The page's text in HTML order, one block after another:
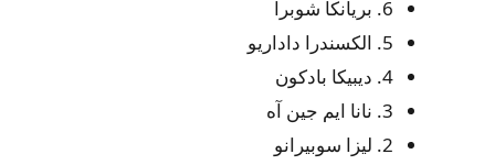
6. بريانكا شوبرا
5. الكسندرا داداريو
4. ديبيكا بادكون
3. نانا ايم جين آه
2. ليزا سوبيرانو